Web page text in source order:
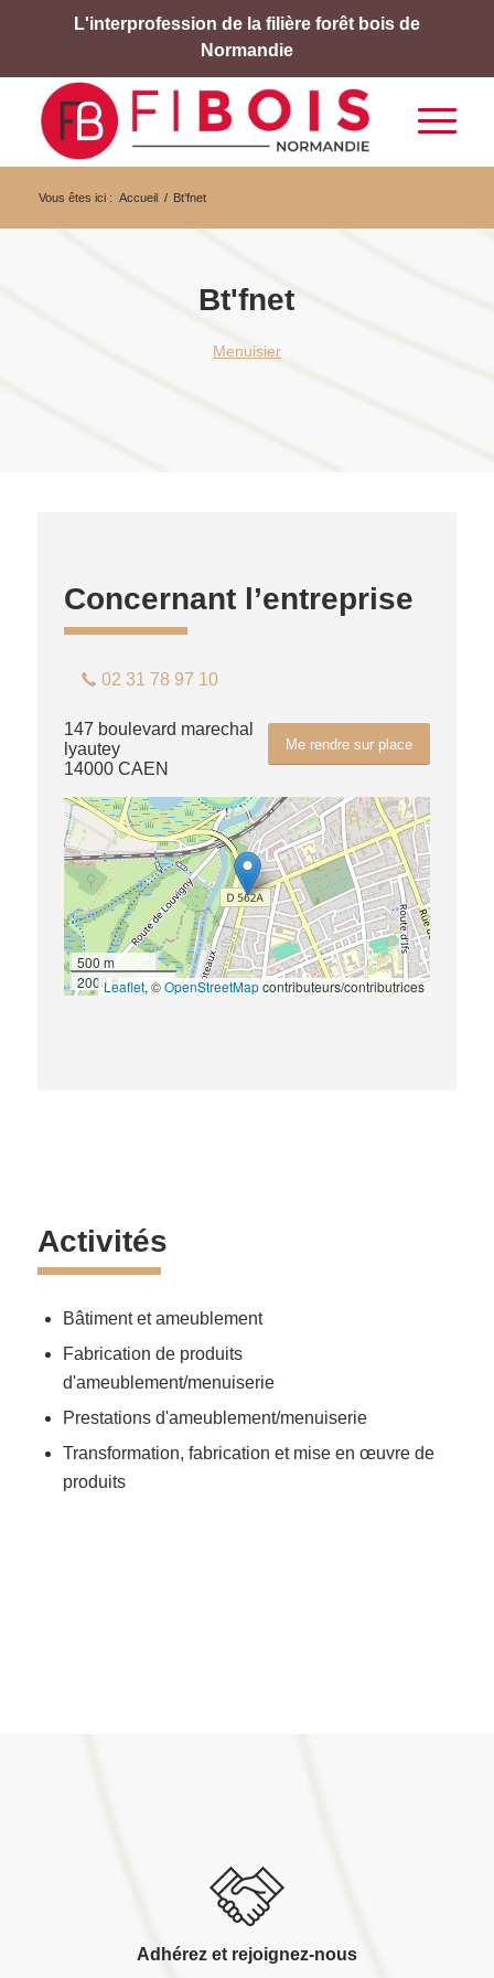
L'interprofession de la filière forêt bois de
Normandie
Vous êtes ici : Accueil / Bt’fnet
Bt'fnet
Menuisier
Concernant l’entreprise
02 31 78 97 10
Me rendre sur place
147 boulevard marechal
lyautey
14000 CAEN
500 m
2000 ftLeaflet, ©OpenStreetMapcontributeurs/contributrices
Activités
Bâtiment et ameublement
Fabrication de produits
d'ameublement/menuiserie
Prestations d'ameublement/menuiserie
Transformation, fabrication et mise en œuvre de
produits
Adhérez et rejoignez-nous